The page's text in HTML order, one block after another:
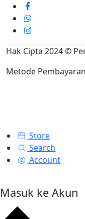
Hak Cipta 2024 ©
Metode
Store
Search
Account
Masuk ke Akun